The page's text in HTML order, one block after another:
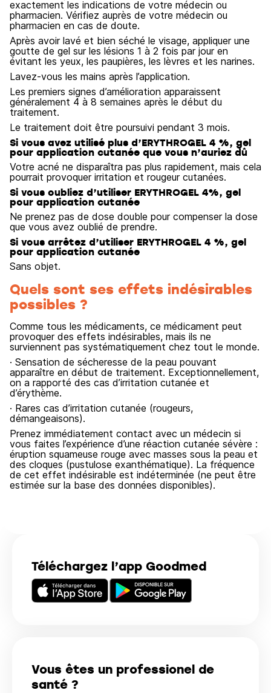
Téléchargez l’app Goodmed
Vous êtes un professionel de
santé ?
exactement les indications de votre médecin ou
pharmacien. Vérifiez auprès de votre médecin ou
pharmacien en cas de doute.
Après avoir lavé et bien séché le visage, appliquer une
goutte de gel sur les lésions 1 à 2 fois par jour en
évitant les yeux, les paupières, les lèvres et les narines.
Lavez-vous les mains après l’application.
Les premiers signes d’amélioration apparaissent
généralement 4 à 8 semaines après le début du
traitement.
Le traitement doit être poursuivi pendant 3 mois.
Si vous avez utilisé plus d’ERYTHROGEL 4 %, gel
pour application cutanée que vous n’auriez dû
Votre acné ne disparaîtra pas plus rapidement, mais cela
pourrait provoquer irritation et rougeur cutanées.
Si vous oubliez d’utiliser ERYTHROGEL 4%, gel
pour application cutanée
Ne prenez pas de dose double pour compenser la dose
que vous avez oublié de prendre.
Si vous arrêtez d’utiliser ERYTHROGEL 4 %, gel
pour application cutanée
Sans objet.
Quels sont ses effets indésirables
possibles ?
Comme tous les médicaments, ce médicament peut
provoquer des effets indésirables, mais ils ne
surviennent pas systématiquement chez tout le monde.
· Sensation de sécheresse de la peau pouvant
apparaître en début de traitement. Exceptionnellement,
on a rapporté des cas d’irritation cutanée et
d’érythème.
· Rares cas d’irritation cutanée (rougeurs,
démangeaisons).
Prenez immédiatement contact avec un médecin si
vous faites l’expérience d’une réaction cutanée sévère :
éruption squameuse rouge avec masses sous la peau et
des cloques (pustulose exanthématique). La fréquence
de cet effet indésirable est indéterminée (ne peut être
estimée sur la base des données disponibles).